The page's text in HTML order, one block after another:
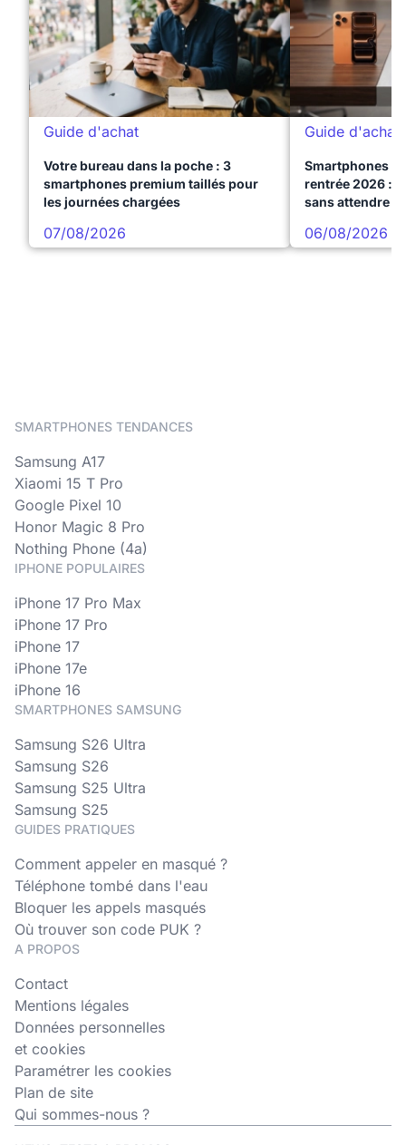
Guide d'achat
Votre bureau dans la poche : 3
smartphones premium taillés pour
les journées chargées
07/08/2026
Guide d'achat
Smartphones
rentrée 2026 :
sans attendre
06/08/2026
SMARTPHONES TENDANCES
Samsung A17
Xiaomi 15 T Pro
Google Pixel 10
Honor Magic 8 Pro
Nothing Phone (4a)
IPHONE POPULAIRES
iPhone 17 Pro Max
iPhone 17 Pro
iPhone 17
iPhone 17e
iPhone 16
SMARTPHONES SAMSUNG
Samsung S26 Ultra
Samsung S26
Samsung S25 Ultra
Samsung S25
GUIDES PRATIQUES
Comment appeler en masqué ?
Téléphone tombé dans l'eau
Bloquer les appels masqués
Où trouver son code PUK ?
A PROPOS
Contact
Mentions légales
Données personnelles
et cookies
Paramétrer les cookies
Plan de site
Qui sommes-nous ?